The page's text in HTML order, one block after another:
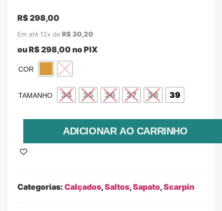
R$298,00
Em até 12x de R$30,20
ouR$298,00 no PIX
COR
TAMANHO 34 35 36 37 38 39
ADICIONAR AO CARRINHO
Categorias: Calçados,Saltos,Sapato,Scarpin